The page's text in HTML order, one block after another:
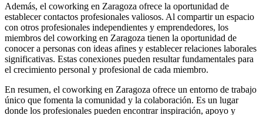
Además, el coworking en Zaragoza ofrece la oportunidad de
establecer contactos profesionales valiosos. Al compartir un espacio
con otros profesionales independientes y emprendedores, los
miembros del coworking en Zaragoza tienen la oportunidad de
conocer a personas con ideas afines y establecer relaciones laborales
significativas. Estas conexiones pueden resultar fundamentales para
el crecimiento personal y profesional de cada miembro.
En resumen, el coworking en Zaragoza ofrece un entorno de trabajo
único que fomenta la comunidad y la colaboración. Es un lugar
donde los profesionales pueden encontrar inspiración, apoyo y